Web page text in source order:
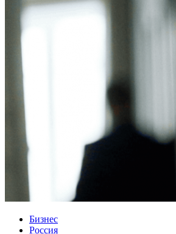
Бизнес
Россия